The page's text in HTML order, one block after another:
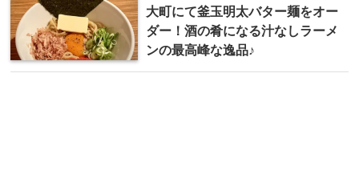
大町にて釜玉明太バター麺をオー
ダー！酒の肴になる汁なしラーメ
ンの最高峰な逸品♪